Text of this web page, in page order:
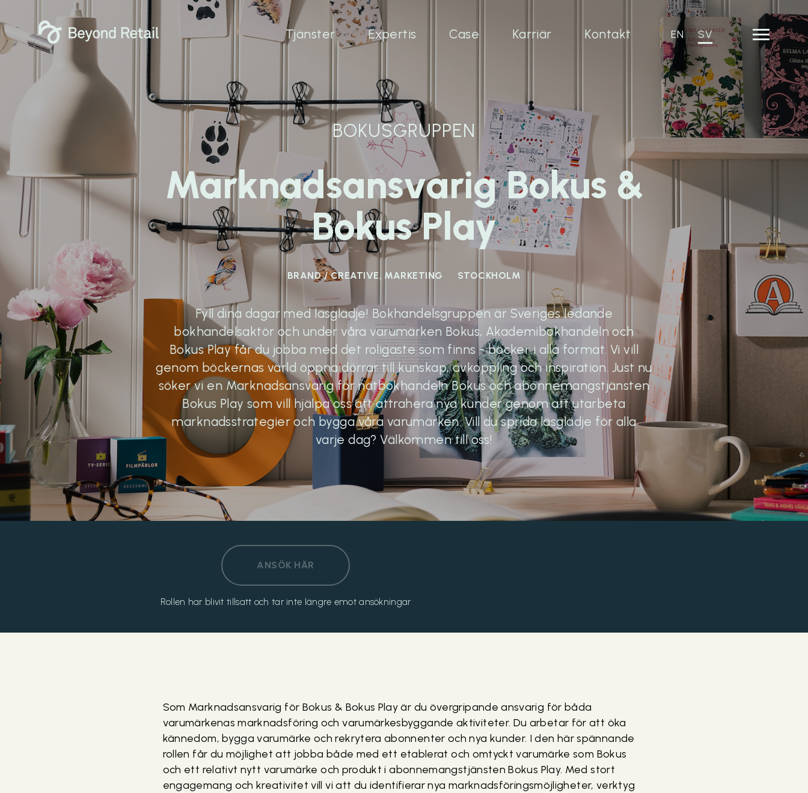
Tjänster Expertis Case Karriär Kontakt EN SV
BOKUSGRUPPEN
Marknadsansvarig Bokus &
Bokus Play
BRAND / CREATIVE, MARKETING STOCKHOLM
Fyll dina dagar med läsglädje! Bokhandelsgruppen är Sveriges ledande
bokhandelsaktör och under våra varumärken Bokus, Akademibokhandeln och
Bokus Play får du jobba med det roligaste som finns - böcker i alla format. Vi vill
genom böckernas värld öppna dörrar till kunskap, avkoppling och inspiration. Just nu
söker vi en Marknadsansvarig för nätbokhandeln Bokus och abonnemangstjänsten
Bokus Play som vill hjälpa oss att attrahera nya kunder genom att utarbeta
marknadsstrategier och bygga våra varumärken. Vill du sprida läsglädje för alla
varje dag? Välkommen till oss!
ANSÖK HÄR
Rollen har blivit tillsatt och tar inte längre emot ansökningar
Som Marknadsansvarig för Bokus & Bokus Play är du övergripande ansvarig för båda
varumärkenas marknadsföring och varumärkesbyggande aktiviteter. Du arbetar för att öka
kännedom, bygga varumärke och rekrytera abonnenter och nya kunder. I den här spännande
rollen får du möjlighet att jobba både med ett etablerat och omtyckt varumärke som Bokus
och ett relativt nytt varumärke och produkt i abonnemangstjänsten Bokus Play. Med stort
engagemang och kreativitet vill vi att du identifierar nya marknadsföringsmöjligheter, verktyg